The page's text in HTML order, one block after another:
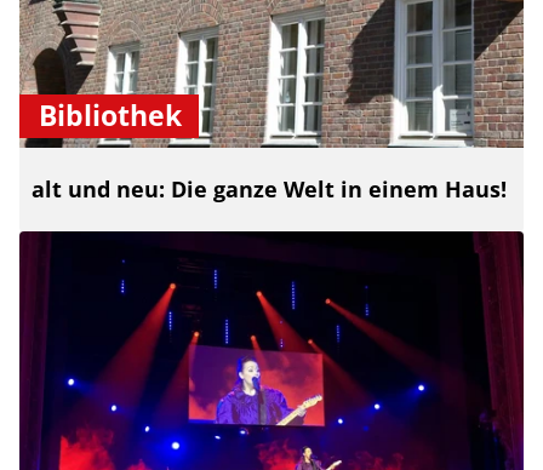
Bibliothek
alt und neu: Die ganze Welt in einem Haus!